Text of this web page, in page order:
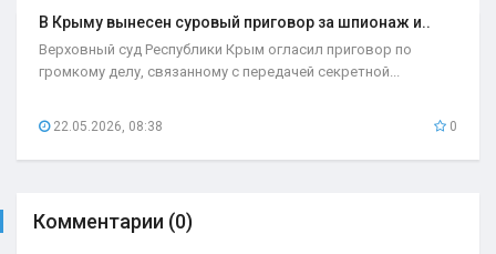
В Крыму вынесен суровый приговор за шпионаж и..
Верховный суд Республики Крым огласил приговор по
громкому делу, связанному с передачей секретной...
22.05.2026, 08:38 0
Комментарии (0)